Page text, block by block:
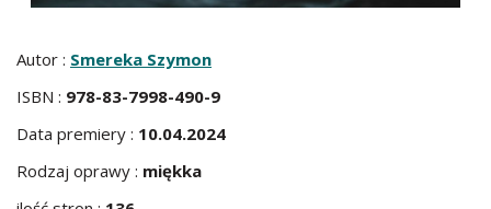
Autor : Smereka Szymon
ISBN : 978-83-7998-490-9
Data premiery : 10.04.2024
Rodzaj oprawy : miękka